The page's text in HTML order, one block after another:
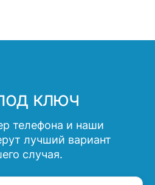
ключ
телефона и наши
лучший вариант
случая.